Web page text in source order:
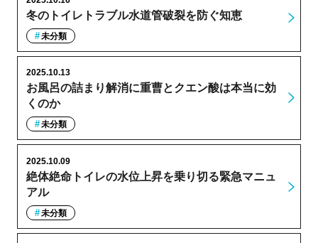
冬のトイレトラブル水道管破裂を防ぐ知恵
未分類
お風呂の詰まり解消に重曹とクエン酸は本当に効
くのか
2025.10.13
未分類
絶体絶命トイレの水位上昇を乗り切る緊急マニュ
アル
2025.10.09
未分類